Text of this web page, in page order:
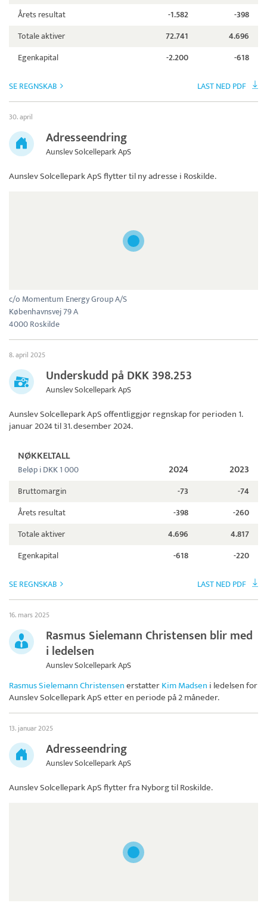
Årets resultat
-1.582
-398
Totale aktiver
72.741
4.696
Egenkapital
-2.200 -618
SE REGNSKAB LAST NED PDF
30. april
Adresseendring
Aunslev Solcellepark ApS
Aunslev Solcellepark ApSflytter til ny adresse i Roskilde.
c/o Momentum Energy Group A/S
Københavnsvej 79 A
4000 Roskilde
8. april 2025
Underskudd på DKK 398.253
Aunslev Solcellepark ApS
Aunslev Solcellepark ApSoffentliggjør regnskap for perioden 1.
januar 2024 til 31. desember 2024.
NØKKELTALL
Beløp i DKK 1 000 2024 2023
Bruttomargin -73
-74
Årets resultat
-398
-260
Totale aktiver
4.696
4.817
Egenkapital
-618 -220
SE REGNSKAB LAST NED PDF
16. mars 2025
Rasmus Sielemann Christensen blir med
i ledelsen
Aunslev Solcellepark ApS
Rasmus Sielemann ChristensenerstatterKim Madsen i ledelsen for
Aunslev Solcellepark ApSetter en periode på 2 måneder.
13. januar 2025
Adresseendring
Aunslev Solcellepark ApS
Aunslev Solcellepark ApSflytter fra Nyborg til Roskilde.